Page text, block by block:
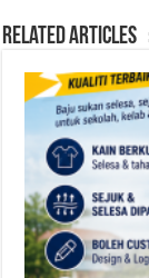
Related Articles